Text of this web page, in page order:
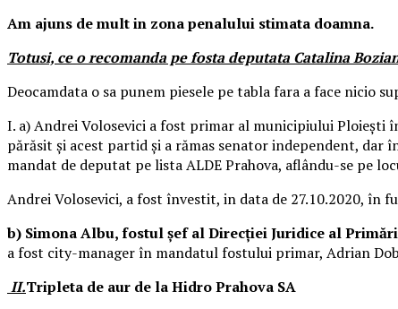
Am ajuns de mult in zona penalului stimata doamna.
Totusi, ce o recomanda pe fosta deputata Catalina
Deocamdata o sa punem piesele pe tabla fara a face nicio
I. a) Andrei Volosevici a fost primar al municipiului Ploieşti
părăsit şi acest partid şi a rămas senator independent, dar
mandat de deputat pe lista ALDE Prahova, aflându-se pe
Andrei Volosevici, a fost învestit, in data de 27.10.2020, în
b) Simona Albu, fostul șef al Direcției Juridice al
a fost city-manager în mandatul fostului primar, Adrian
II.Tripleta de aur de la Hidro Prahova SA